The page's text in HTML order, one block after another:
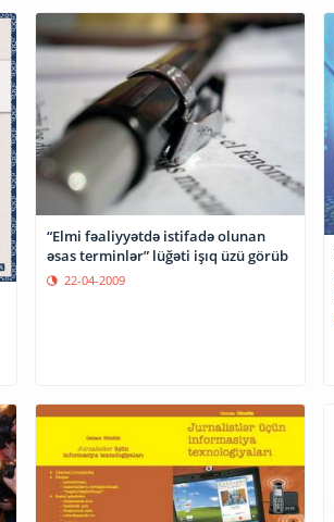
“Elmi fəaliyyətdə istifadə olunan
əsas terminlər” lüğəti işıq üzü görüb
22-04-2009